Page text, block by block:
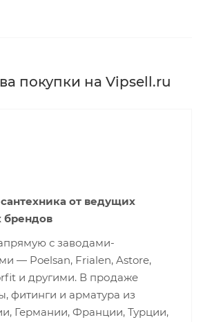
покупки на Vipsell.ru
от ведущих
брендов
с заводами-
— Poelsan, Frialen, Astore,
и другими. В продаже
фитинги и арматура из
Германии, Франции, Турции,